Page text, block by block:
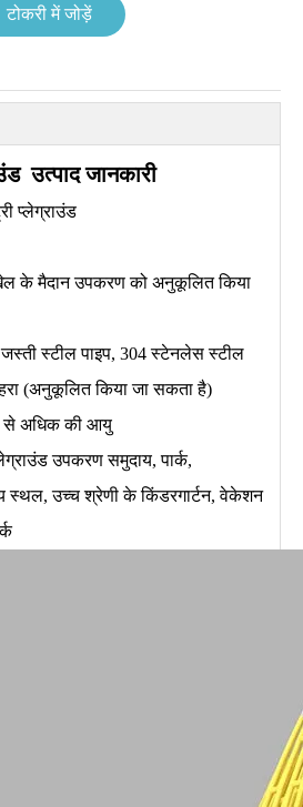
टोकरी में जोड़ें
उत्पाद जानकारी
प्लेग्राउंड
खेल के मैदान उपकरण को अनुकूलित किया
जस्ती स्टील पाइप, 304 स्टेनलेस स्टील
(अनुकूलित किया जा सकता है)
अधिक की आयु
उपकरण समुदाय, पार्क,
स्थल, उच्च श्रेणी के किंडरगार्टन, वेकेशन